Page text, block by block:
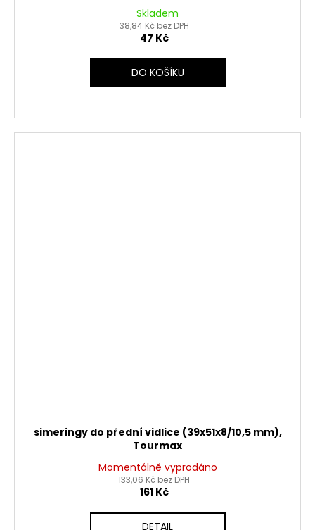
Skladem
38,84 Kč bez DPH
47 Kč
DO KOŠÍKU
simeringy do přední vidlice (39x51x8/10,5 mm),
Tourmax
Momentálně vyprodáno
133,06 Kč bez DPH
161 Kč
DETAIL